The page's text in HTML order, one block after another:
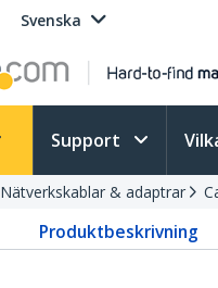
Svenska
Support
Nätverkskablar & adaptrar
Produktbeskrivning